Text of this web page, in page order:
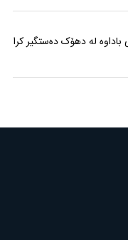
لە دهۆک دەستگیر کرا